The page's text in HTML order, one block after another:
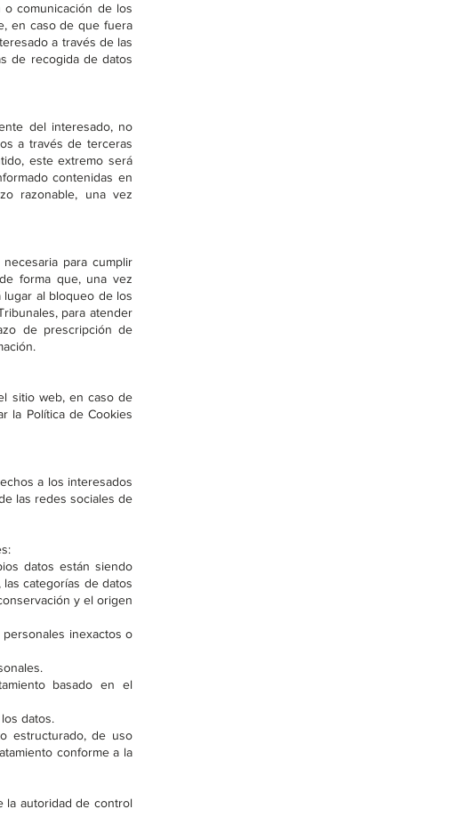
o comunicación de los
en caso de que fuera
a través de las
de recogida de datos
del interesado, no
a través de terceras
este extremo será
contenidas en
razonable, una vez
para cumplir
forma que, una vez
lugar al bloqueo de los
para atender
de prescripción de
sitio web, en caso de
la Política de Cookies
a los interesados
las redes sociales de
datos están siendo
categorías de datos
y el origen
inexactos o
basado en el
datos.
estructurado, de uso
conforme a la
la autoridad de control